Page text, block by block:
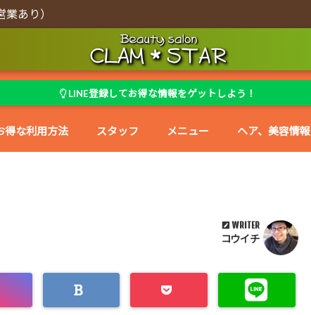
あり）
LINE登録してお得な情報をゲットしよう！
得な利用方法 スタッフ メニュー ヘア、美容情報
WRITER
コウイチ